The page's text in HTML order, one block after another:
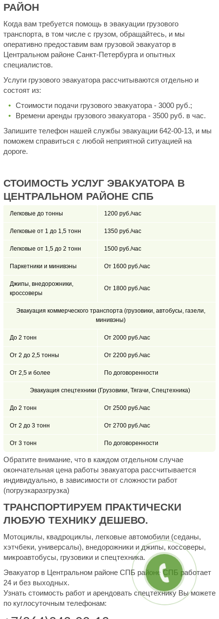
РАЙОН
Когда вам требуется помощь в эвакуации грузового
транспорта, в том числе с грузом, обращайтесь, и мы
оперативно предоставим вам грузовой эвакуатор в
Центральном районе Санкт-Петербурга и опытных
специалистов.
Услуги грузового эвакуатора рассчитываются отдельно и
состоят из:
Стоимости подачи грузового эвакуатора - 3000 руб.;
Времени аренды грузового эвакуатора - 3500 руб. в час.
Запишите телефон нашей службы эвакуации 642-00-13, и мы
поможем справиться с любой неприятной ситуацией на
дороге.
СТОИМОСТЬ УСЛУГ ЭВАКУАТОРА В
ЦЕНТРАЛЬНОМ РАЙОНЕ СПБ
Легковые до тонны 1200 руб./час
Легковые от 1 до 1,5 тонн 1350 руб./час
Легковые от 1,5 до 2 тонн 1500 руб./час
Паркетники и минивэны От 1600 руб./час
Джипы, внедорожники,
кроссоверы
От 1800 руб./час
Эвакуация коммерческого транспорта (грузовики, автобусы, газели,
минивэны)
До 2 тонн От 2000 руб./час
От 2 до 2,5 тонны От 2200 руб./час
От 2,5 и более По договоренности
Эвакуация спецтехники (Грузовики, Тягачи, Спецтехника)
До 2 тонн От 2500 руб./час
От 2 до 3 тонн От 2700 руб./час
От 3 тонн По договоренности
Обратите внимание, что в каждом отдельном случае
окончательная цена работы эвакуатора рассчитывается
индивидуально, в зависимости от сложности работ
(погрузкаразгрузка)
ТРАНСПОРТИРУЕМ ПРАКТИЧЕСКИ
ЛЮБУЮ ТЕХНИКУ ДЕШЕВО.
Мотоциклы, квадроциклы, легковые автомобили (седаны,
хэтчбеки, универсалы), внедорожники и джипы, коссоверы,
микроавтобусы, грузовики и спецтехника.
Эвакуатор в Центральном районе СПБ районе СПБ работает
24 и без выходных.
Узнать стоимость работ и арендовать спецтехнику Вы можете
по куглосуточным телефонам: